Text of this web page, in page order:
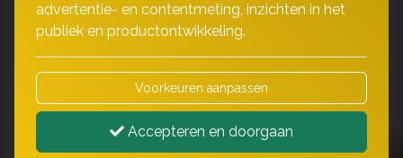
advertentie- en contentmeting, inzichten in het
publiek en productontwikkeling.
Voorkeuren aanpassen
Accepteren en doorgaan